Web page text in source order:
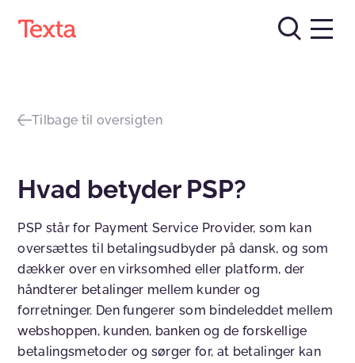
Tilbage til oversigten
Hvad betyder PSP?
PSP står for Payment Service Provider, som kan
oversættes til betalingsudbyder på dansk, og som
dækker over en virksomhed eller platform, der
håndterer betalinger mellem kunder og
forretninger. Den fungerer som bindeleddet mellem
webshoppen, kunden, banken og de forskellige
betalingsmetoder og sørger for, at betalinger kan